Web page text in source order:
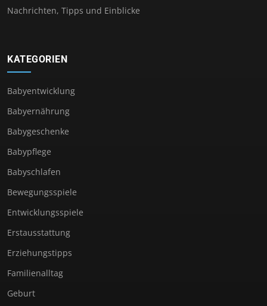
Nachrichten, Tipps und Einblicke
KATEGORIEN
Babyentwicklung
Babyernährung
Babygeschenke
Babypflege
Babyschlafen
Bewegungsspiele
Entwicklungsspiele
Erstausstattung
Erziehungstipps
Familienalltag
Geburt